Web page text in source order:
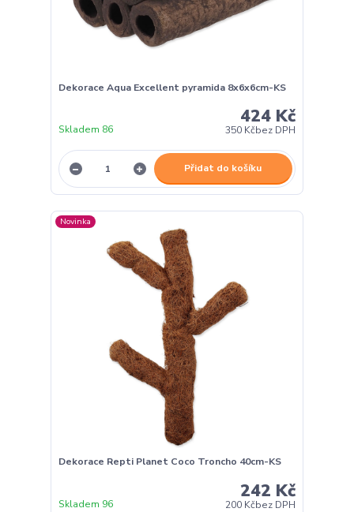
Dekorace Aqua Excellent pyramida 8x6x6cm-KS
424 Kč
350 Kčbez DPH
Skladem 86
Přidat do košíku
Novinka
Dekorace Repti Planet Coco Troncho 40cm-KS
242 Kč
200 Kčbez DPH
Skladem 96